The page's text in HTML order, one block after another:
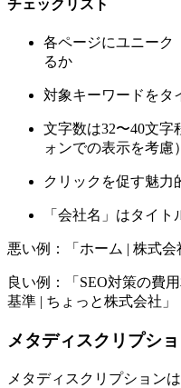
チェックリスト
各ページにユニーク
るか
対象キーワードをタ
文字数は32〜40文字
ォンでの表示を考慮）
クリックを促す魅力
「会社名」はタイ
悪い例：「ホーム | 株式会
良い例：「SEO対策の費
基準 | ちょっと株式会社」
メタディスクリプシ
メタディスクリプション